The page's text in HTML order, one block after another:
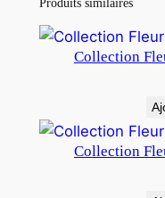
Produits similaires
Collection
Collection